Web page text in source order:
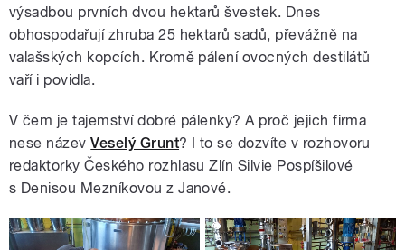
výsadbou prvních dvou hektarů švestek. Dnes
obhospodařují zhruba 25 hektarů sadů, převážně na
valašských kopcích. Kromě pálení ovocných destilátů
vaří i povidla.
V čem je tajemství dobré pálenky? A proč jejich firma
nese názevVeselý Grunt? I to se dozvíte v rozhovoru
redaktorky Českého rozhlasu Zlín Silvie Pospíšilové
s Denisou Mezníkovou z Janové.